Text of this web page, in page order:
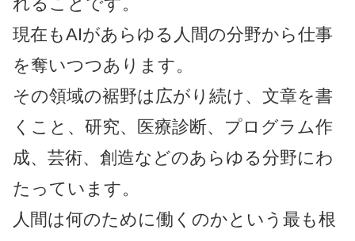
現在もAIがあらゆる人間の分野から仕事
を奪いつつあります。
その領域の裾野は広がり続け、文章を書
くこと、研究、医療診断、プログラム作
成、芸術、創造などのあらゆる分野にわ
たっています。
人間は何のために働くのかという最も根